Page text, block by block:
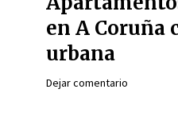
en A Coruña
urbana
Dejar comentario